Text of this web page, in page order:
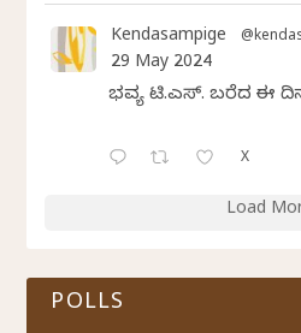
Kendasampige
29 May 2024
ಭವ್ಯ ಟಿ.ಎಸ್. ಬರೆದ ಈ
X
Load
POLLS